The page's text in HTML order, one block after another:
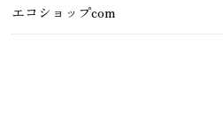
エコショップcom